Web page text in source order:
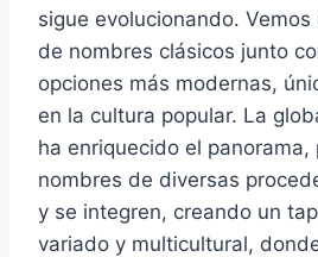
sigue evolucionando.
de nombres clásicos junto
opciones más modernas,
en la cultura popular. La
ha enriquecido el panorama,
nombres de diversas
y se integren, creando un
variado y multicultural,